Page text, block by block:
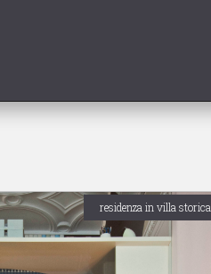
residenza in villa storica